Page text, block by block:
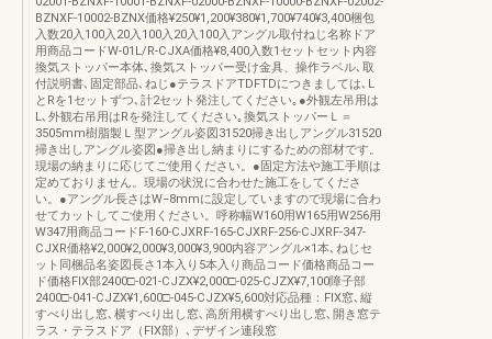
BZNXF-10002-BZNX価格¥250¥1,200¥380¥1,700¥740¥3,400梱包
入数20入100入20入100入20入100入アングル取付ねじ名称ドア
用商品コードW-01L/R-CJXA価格¥8,400入数1セットセット内容
換気ストッパー本体､換気ストッパー受け金具、操作ラベル､取
付説明書､固定部品､ねじ●テラスドアTDFTDにつきましては､L
とRを1セットずつ､計2セット発注してください｡●外観左吊用は
L､外観右吊用はRを発注してください｡換気ストッパーＬ＝
3505mm樹脂製Ｌ型アングル姿図31520掃き出しアングル31520
掃き出しアングル姿図●掃き出し納まりにするための部材です。
現場の納まりに応じてご使用ください。●固定方法や施工手順は
定めておりません。現場の状況に合わせた施工をしてくださ
い。●アングル長さはW−8mmに設定していますので現場に合わ
せてカットしてご使用ください。呼称幅W160用W165用W256用
W347用商品コードF-160-CJXRF-165-CJXRF-256-CJXRF-347-
CJXR価格¥2,000¥2,000¥3,000¥3,900内容アングル×1本､ねじセ
ット同梱品名姿図長さ1本入り5本入り商品コード価格商品コー
ド価格FIX部2400□-021‐CJZX¥2,000□-025‐CJZX¥7,100障子部
2400□-041‐CJZX¥1,600□-045‐CJZX¥5,600対応品種：FIX窓､縦
すべり出し窓､横すべり出し窓､高所用横すべり出し窓､開き窓テ
ラス・テラスドア（FIX部）､デザイン連段窓